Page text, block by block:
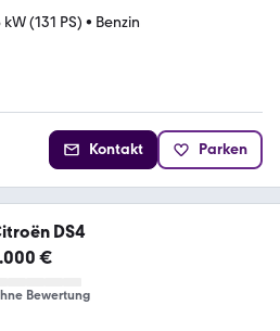
(131 PS) • Benzin
Kontakt Parken
DS4
€
Bewertung